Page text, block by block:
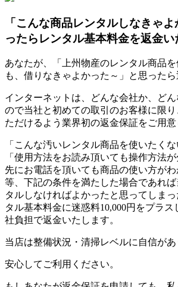
「こんな商品レンタルしなきゃ
ったらレンタル基本料金を返金い
あなたが、「上州物産のレンタル商品
も、借りなきゃよかった～」と思ったら
インターネットは、どんな会社か、ど
ので当社と初めての取引のお客様に限
ただけるよう業界初の返金保証をご用意
「こんな汚いレンタル商品を使いたく
「使用方法をお読み頂いても操作方法
先にお電話を頂いても商品の使い方がわ
等、下記の条件を満たした場合であれば
タルしなければよかったと思ってしま
タル基本料金に迷惑料10,000円をプラ
社負担で返金いたします。
当店は整備状況・清掃レベルに自信があ
安心してご利用ください。